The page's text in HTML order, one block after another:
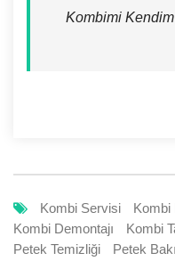
Kombimi
Kombi Servisi Kombi
Kombi Demontajı
Kombi
Petek Temizliği
Petek